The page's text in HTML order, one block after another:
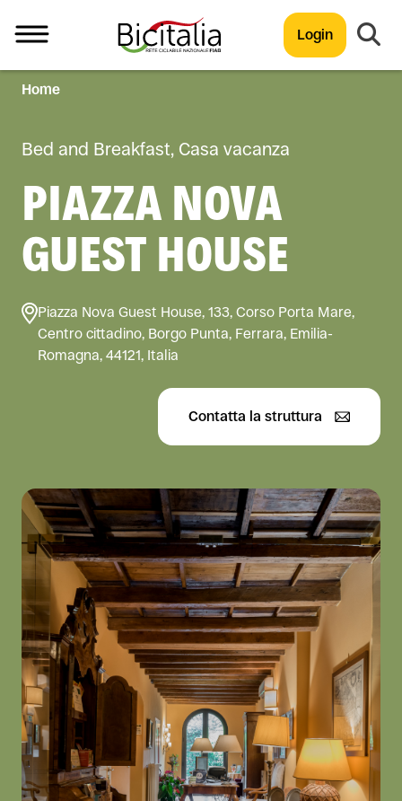
Login
TUTTO
Home
Bed and Breakfast, Casa vacanza
PIAZZA NOVA
GUEST HOUSE
Piazza Nova Guest House, 133, Corso Porta Mare,
Centro cittadino, Borgo Punta, Ferrara, Emilia-
Romagna, 44121, Italia
Contatta la struttura